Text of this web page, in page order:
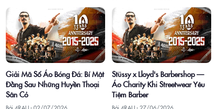
Giải Mã Số Áo Bóng Đá: Bí Mật
Đằng Sau Những Huyền Thoại
Sân Cỏ
Stüssy x Lloyd's Barbershop —
Áo Charity Khi Streetwear Yêu
Tiệm Barber